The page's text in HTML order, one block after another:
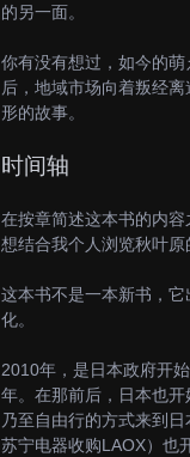
的另一面。
你有没有想过，如今的
后，地域市场向着叛经
形的故事。
时间轴
在按章简述这本书的内
想结合我个人浏览秋叶原
这本书不是一本新书，
化。
2010年，是日本政府开
年。在那前后，日本也
乃至自由行的方式来到
苏宁电器收购LAOX）也